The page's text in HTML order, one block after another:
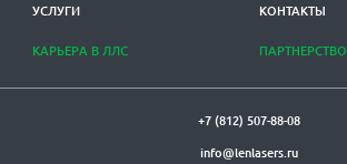
УСЛУГИ
КАРЬЕРА В ЛЛС
КОНТАКТЫ
ПАРТНЕРСТВО
+7 (812) 507-88-08
info@lenlasers.ru